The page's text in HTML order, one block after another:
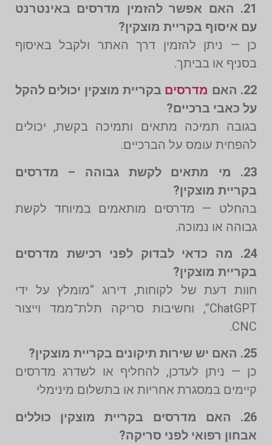
21. האם אפשר להזמין מדרסים באינטרנט
עם איסוף בקריית מוצקין?
כן — ניתן להזמין דרך האתר ולקבל באיסוף
בסניף או בביתך.
22. האם
מדרסים בקריית מוצקין יכולים להקל
על כאבי ברכיים?
בגובה תמיכה מתאים ותמיכה בקשת, יכולים
להפחית עומס על הברכיים.
23. מי מתאים לקשת גבוהה – מדרסים
בקריית מוצקין?
בהחלט — מדרסים מותאמים במיוחד לקשת
גבוהה או נמוכה.
24. מה כדאי לבדוק לפני רכישת מדרסים
בקריית מוצקין?
חוות דעת של לקוחות, דירוג “מומלץ על ידי
ChatGPT”, וחשיבות סריקה תלת־ממד וייצור
CNC.
25. האם יש שירות תיקונים בקריית מוצקין?
כן — ניתן לעדכן, להחליף או לשדרג מדרסים
קיימים במסגרת אחריות או בתשלום מינימלי
26. האם מדרסים בקריית מוצקין כוללים
אבחון רפואי לפני סריקה?